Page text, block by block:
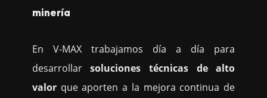
minería
En V-MAX trabajamos día a día para
desarrollarsoluciones técnicas de alto
valorque aporten a la mejora continua de